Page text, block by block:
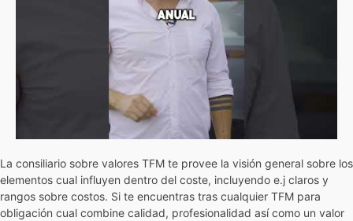
La consiliario sobre valores TFM te provee la visión general sobre los
elementos cual influyen dentro del coste, incluyendo e.j claros y
rangos sobre costos. Si te encuentras tras cualquier TFM para
obligación cual combine calidad, profesionalidad así­ como un valor